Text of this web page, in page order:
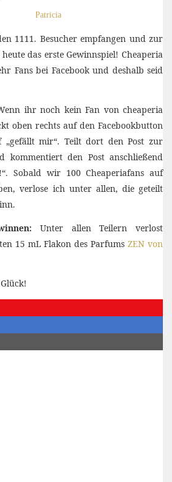
Patricia
1111. Besucher empfangen und zur
heute das erste Gewinnspiel! Cheaperia
Fans bei Facebook und deshalb seid
ihr noch kein Fan von cheaperia
oben rechts auf den Facebookbutton
„gefällt mir“. Teilt dort den Post zur
kommentiert den Post anschließend
Sobald wir 100 Cheaperiafans auf
verlose ich unter allen, die geteilt
Unter allen Teilern verlost
15 mL Flakon des ParfumsZEN von